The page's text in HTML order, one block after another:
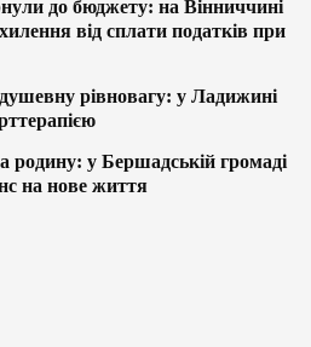
до бюджету: на Вінниччині
від сплати податків при
рівновагу: у Ладижині
у Бершадській громаді
на нове життя